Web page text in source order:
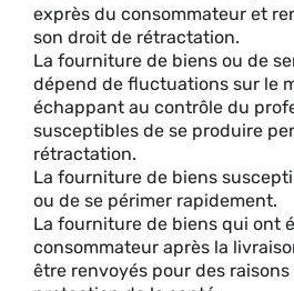
exprès du consommateur et
son droit de rétractation.
La fourniture de biens ou de
dépend de fluctuations sur le
échappant au contrôle du
susceptibles de se produire
rétractation.
La fourniture de biens
ou de se périmer rapidement.
La fourniture de biens qui ont
consommateur après la
être renvoyés pour des